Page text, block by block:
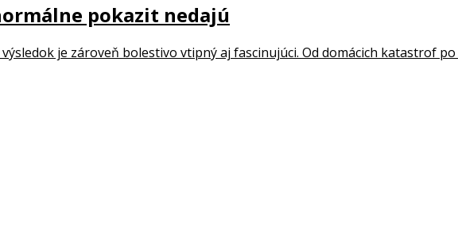
pokazit nedajú
je zároveň bolestivo vtipný aj fascinujúci. Od domácich katastrof po